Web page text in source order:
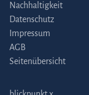
Nachhaltigkeit
Datenschutz
Impressum
AGB
Seitenübersicht